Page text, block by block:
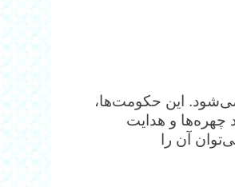
این حکومت‌ها،
چهره‌ها و هدایت
آن را